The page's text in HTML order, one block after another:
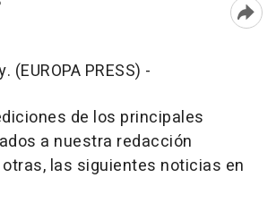
(EUROPA PRESS) -
de los principales
a nuestra redacción
las siguientes noticias en